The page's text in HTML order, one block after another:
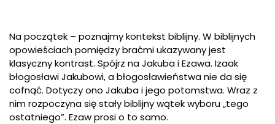
Na początek – poznajmy kontekst biblijny. W biblijnych
opowieściach pomiędzy braćmi ukazywany jest
klasyczny kontrast. Spójrz na Jakuba i Ezawa. Izaak
błogosławi Jakubowi, a błogosławieństwa nie da się
cofnąć. Dotyczy ono Jakuba i jego potomstwa. Wraz z
nim rozpoczyna się stały biblijny wątek wyboru „tego
ostatniego”. Ezaw prosi o to samo.